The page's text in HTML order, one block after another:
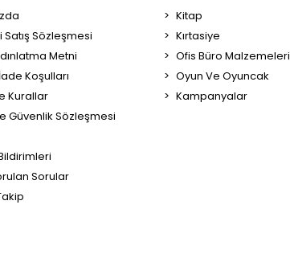
Sözleşmesi
Metni
Koşulları
Kurallar
Güvenlik Sözleşmesi
Sorular
Kitap
Kırtasiye
Ofis Büro Malzemeleri
Oyun Ve Oyuncak
Kampanyalar